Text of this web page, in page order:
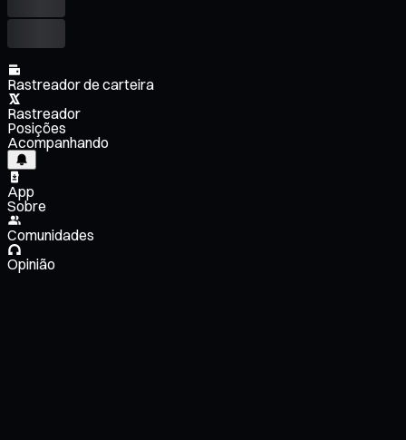
Rastreador de carteira
Rastreador
Posições
Acompanhando
App
Sobre
Comunidades
Opinião